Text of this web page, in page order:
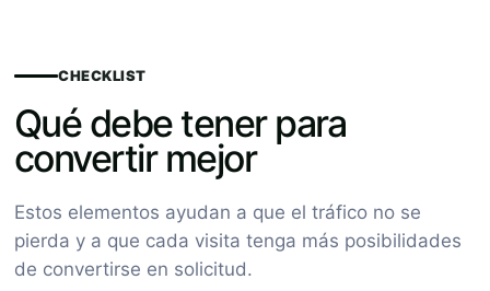
CHECKLIST
Qué debe tener para
convertir mejor
Estos elementos ayudan a que el tráfico no se
pierda y a que cada visita tenga más posibilidades
de convertirse en solicitud.